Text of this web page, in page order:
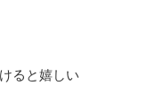
ると嬉しい